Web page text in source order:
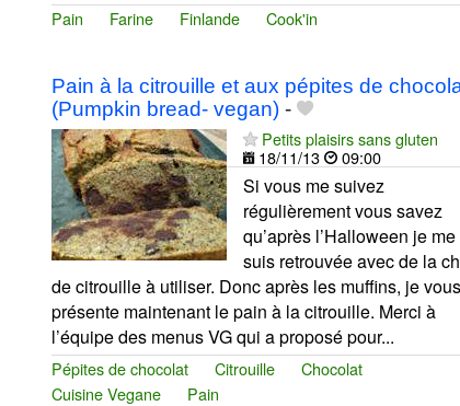
Pain Farine Finlande Cook'in
Pain à la citrouille et aux pépites de
(Pumpkin bread- vegan) -
Petits plaisirs sans gluten
18/11/13
09:00
Si vous me suivez
régulièrement vous savez
qu’après l’Halloween je me
suis retrouvée avec de la
de citrouille à utiliser. Donc après les muffins, je vous
présente maintenant le pain à la citrouille. Merci à
l’équipe des menus VG qui a proposé pour...
Pépites de chocolat Citrouille
Chocolat
Cuisine Vegane
Pain